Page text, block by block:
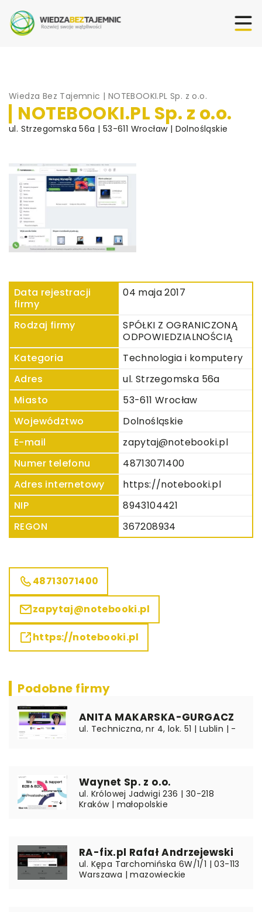
Wiedza Bez Tajemnic | NOTEBOOKI.PL Sp. z o.o.
NOTEBOOKI.PL Sp. z o.o.
ul. Strzegomska 56a | 53-611 Wrocław | Dolnośląskie
Data rejestracji
firmy
04 maja 2017
Rodzaj firmy
SPÓŁKI Z OGRANICZONĄ
ODPOWIEDZIALNOŚCIĄ
Kategoria
Technologia i komputery
Adres
ul. Strzegomska 56a
Miasto
53-611 Wrocław
Województwo
Dolnośląskie
E-mail
zapytaj@notebooki.pl
Numer telefonu
48713071400
Adres internetowy
https://notebooki.pl
NIP
8943104421
REGON
367208934
48713071400
zapytaj@notebooki.pl
https://notebooki.pl
Podobne firmy
ANITA MAKARSKA-GURGACZ
ul. Techniczna, nr 4, lok. 51 | Lublin | -
Waynet Sp. z o.o.
ul. Królowej Jadwigi 236 | 30-218
Kraków | małopolskie
RA-fix.pl Rafał Andrzejewski
ul. Kępa Tarchomińska 6W/1/1 | 03-113
Warszawa | mazowieckie